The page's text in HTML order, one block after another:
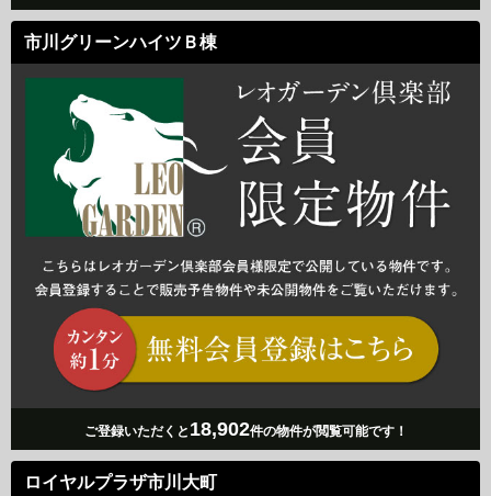
市川グリーンハイツＢ棟
ご登録いただくと 18,902件の物件が閲覧可能です！
ロイヤルプラザ市川大町